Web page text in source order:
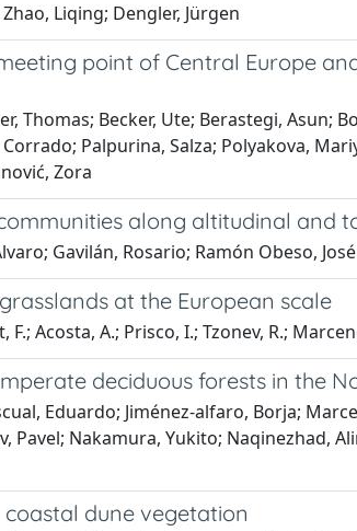
Liqing; Dengler, Jürgen
point of Central Europe
Thomas; Becker, Ute; Berastegi,
Palpurina, Salza; Polyakova,
Zora
along altitudinal and
Gavilán, Rosario; Ramón Obeso, José
at the European scale
Acosta, A.; Prisco, I.; Tzonev, R.;
deciduous forests in the
Eduardo; Jiménez‐alfaro, Borja;
Pavel; Nakamura, Yukito; Naqinezhad,
dune vegetation